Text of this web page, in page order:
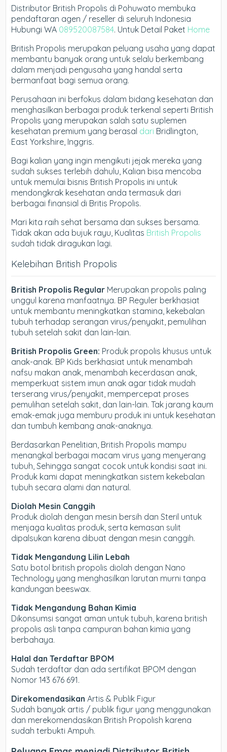
Distributor British Propolis di Pohuwato membuka
pendaftaran agen / reseller di seluruh Indonesia
Hubungi WA 089520087584. Untuk Detail Paket Home
British Propolis merupakan peluang usaha yang dapat
membantu banyak orang untuk selalu berkembang
dalam menjadi pengusaha yang handal serta
bermanfaat bagi semua orang.
Perusahaan ini berfokus dalam bidang kesehatan dan
menghasilkan berbagai produk terkenal seperti British
Propolis yang merupakan salah satu suplemen
kesehatan premium yang berasal dari Bridlington,
East Yorkshire, Inggris.
Bagi kalian yang ingin mengikuti jejak mereka yang
sudah sukses terlebih dahulu, Kalian bisa mencoba
untuk memulai bisnis British Propolis ini untuk
mendongkrak kesehatan anda termasuk dari
berbagai finansial di Britis Propolis.
Mari kita raih sehat bersama dan sukses bersama.
Tidak akan ada bujuk rayu, Kualitas British Propolis
sudah tidak diragukan lagi.
Kelebihan British Propolis
British Propolis Regular Merupakan propolis paling
unggul karena manfaatnya. BP Reguler berkhasiat
untuk membantu meningkatkan stamina, kekebalan
tubuh terhadap serangan virus/penyakit, pemulihan
tubuh setelah sakit dan lain-lain.
British Propolis Green: Produk propolis khusus untuk
anak-anak. BP Kids berkhasiat untuk menambah
nafsu makan anak, menambah kecerdasan anak,
memperkuat sistem imun anak agar tidak mudah
terserang virus/penyakit, mempercepat proses
pemulihan setelah sakit, dan lain-lain. Tak jarang kaum
emak-emak juga memburu produk ini untuk kesehatan
dan tumbuh kembang anak-anaknya.
Berdasarkan Penelitian, British Propolis mampu
menangkal berbagai macam virus yang menyerang
tubuh, Sehingga sangat cocok untuk kondisi saat ini.
Produk kami dapat meningkatkan sistem kekebalan
tubuh secara alami dan natural.
Diolah Mesin Canggih
Produk diolah dengan mesin bersih dan Steril untuk
menjaga kualitas produk, serta kemasan sulit
dipalsukan karena dibuat dengan mesin canggih.
Tidak Mengandung Lilin Lebah
Satu botol british propolis diolah dengan Nano
Technology yang menghasilkan larutan murni tanpa
kandungan beeswax.
Tidak Mengandung Bahan Kimia
Dikonsumsi sangat aman untuk tubuh, karena british
propolis asli tanpa campuran bahan kimia yang
berbahaya.
Halal dan Terdaftar BPOM
Sudah terdaftar dan ada sertifikat BPOM dengan
Nomor 143 676 691.
Direkomendasikan Artis & Publik Figur
Sudah banyak artis / publik figur yang menggunakan
dan merekomendasikan British Propolish karena
sudah terbukti Ampuh.